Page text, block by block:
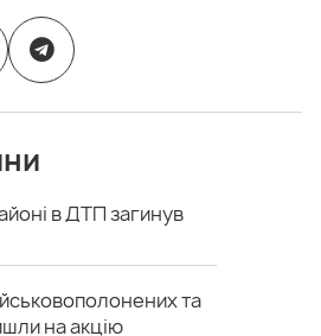
в ДТП загинув
та
на акцію